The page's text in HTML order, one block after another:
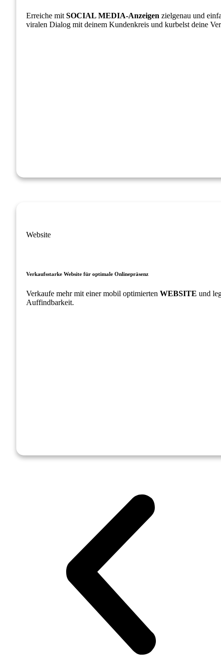
Erreiche mit SOCIAL MEDIA-Anzeigen zielgenau und
viralen Dialog mit deinem Kundenkreis und kurbelst deine
Website
Verkaufsstarke Website für optimale Onlinepräsenz
Verkaufe mehr mit einer mobil optimierten WEBSITE und
Auffindbarkeit.